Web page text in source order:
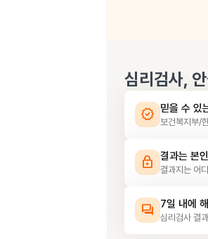
심리검사,
verified 믿을 수 있
보건복지부/
lock 결과는 본
결과지는 어
forum 7일 내에
심리검사 결